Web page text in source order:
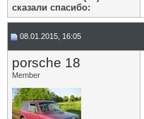
сказали cпасибо:
08.01.2015, 16:05
porsche 18
Member